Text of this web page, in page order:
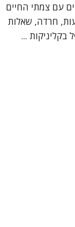
עם צמתי החיים
חרדה, שאלות
בקליניקות ...